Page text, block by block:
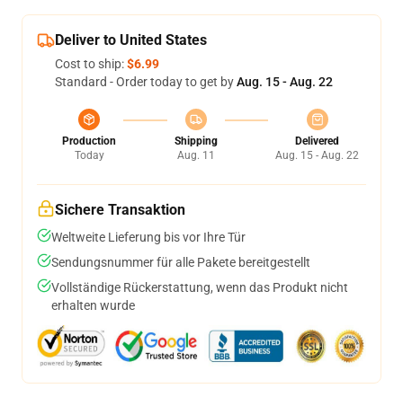
Deliver to United States
Cost to ship:$6.99
Standard - Order today to get byAug. 15 - Aug. 22
Production
Today
Shipping
Aug. 11
Delivered
Aug. 15 - Aug. 22
Sichere Transaktion
Weltweite Lieferung bis vor Ihre Tür
Sendungsnummer für alle Pakete bereitgestellt
Vollständige Rückerstattung, wenn das Produkt nicht
erhalten wurde